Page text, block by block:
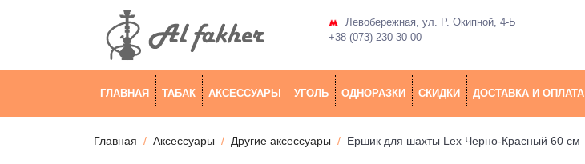
Левобережная, ул. Р. Окипной, 4-Б
+38 (073) 230-30-00
ГЛАВНАЯ ТАБАК АКСЕССУАРЫ УГОЛЬ ОДНОРАЗКИ СКИДКИ ДОСТАВКА И ОПЛАТА
Главная Аксессуары Другие аксессуары Ершик для шахты Lex Черно-Красный 60 см